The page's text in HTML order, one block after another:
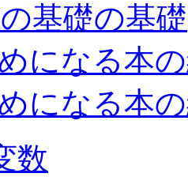
基礎の基礎
になる本
になる本
数